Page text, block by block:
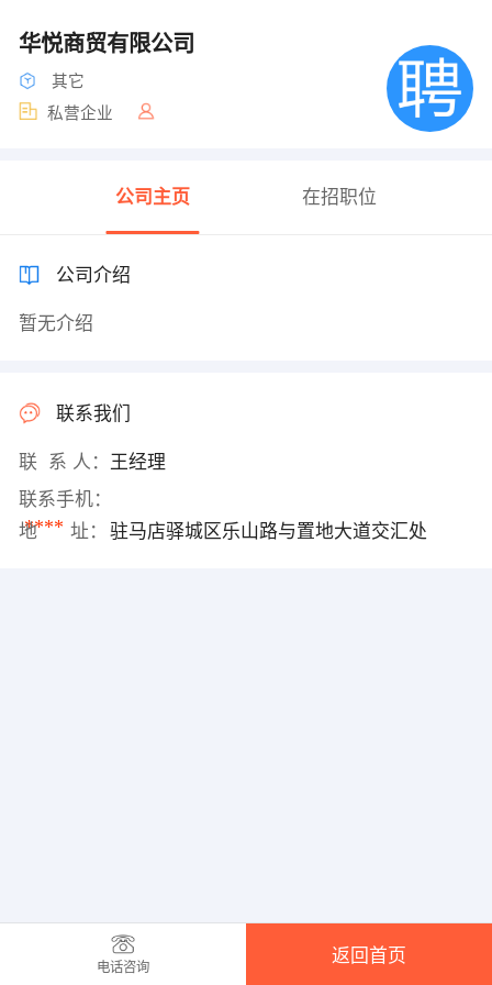
华悦商贸有限公司
其它
私营企业
公司主页 在招职位
公司介绍
暂无介绍
联系我们
联 系 人： 王经理
联系手机：
****
地 址： 驻马店驿城区乐山路与置地大道交汇处
电话咨询
返回首页